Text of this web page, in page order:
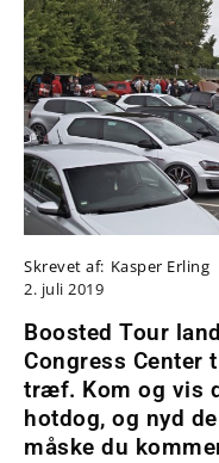
Skrevet af: Kasper Erling
2. juli 2019
Boosted Tour
Congress Center
træf. Kom og vis
hotdog, og nyd
måske du